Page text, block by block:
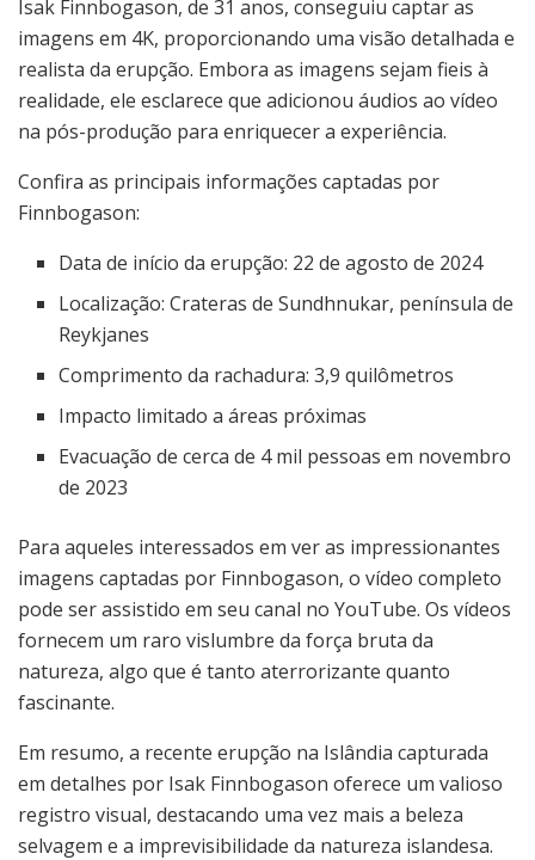
Isak Finnbogason, de 31 anos, conseguiu captar as
imagens em 4K, proporcionando uma visão detalhada e
realista da erupção. Embora as imagens sejam fieis à
realidade, ele esclarece que adicionou áudios ao vídeo
na pós-produção para enriquecer a experiência.
Confira as principais informações captadas por
Finnbogason:
Data de início da erupção: 22 de agosto de 2024
Localização: Crateras de Sundhnukar, península de
Reykjanes
Comprimento da rachadura: 3,9 quilômetros
Impacto limitado a áreas próximas
Evacuação de cerca de 4 mil pessoas em novembro
de 2023
Para aqueles interessados em ver as impressionantes
imagens captadas por Finnbogason, o vídeo completo
pode ser assistido em seu canal no YouTube. Os vídeos
fornecem um raro vislumbre da força bruta da
natureza, algo que é tanto aterrorizante quanto
fascinante.
Em resumo, a recente erupção na Islândia capturada
em detalhes por Isak Finnbogason oferece um valioso
registro visual, destacando uma vez mais a beleza
selvagem e a imprevisibilidade da natureza islandesa.